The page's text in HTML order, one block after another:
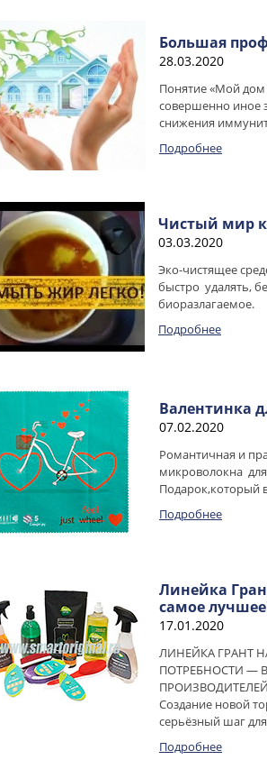
Большая
28.03.2020
Понятие «Мой дом
совершенно иное
снижения
Подробнее
Чистый мир
03.03.2020
Эко-чистящее
быстро удалять,
биоразлагаемое.
Подробнее
Валентинка
07.02.2020
Романтичная и
микроволокна
Подарок,который
Подробнее
Линейка
самое
17.01.2020
ЛИНЕЙКА ГРАНТ
ПОТРЕБНОСТИ —
ПРОИЗВОДИТЕЛЕЙ
Создание новой
серьёзный шаг
Подробнее